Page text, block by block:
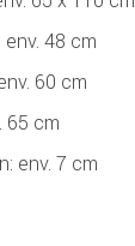
48 cm
60 cm
65 cm
env. 7 cm